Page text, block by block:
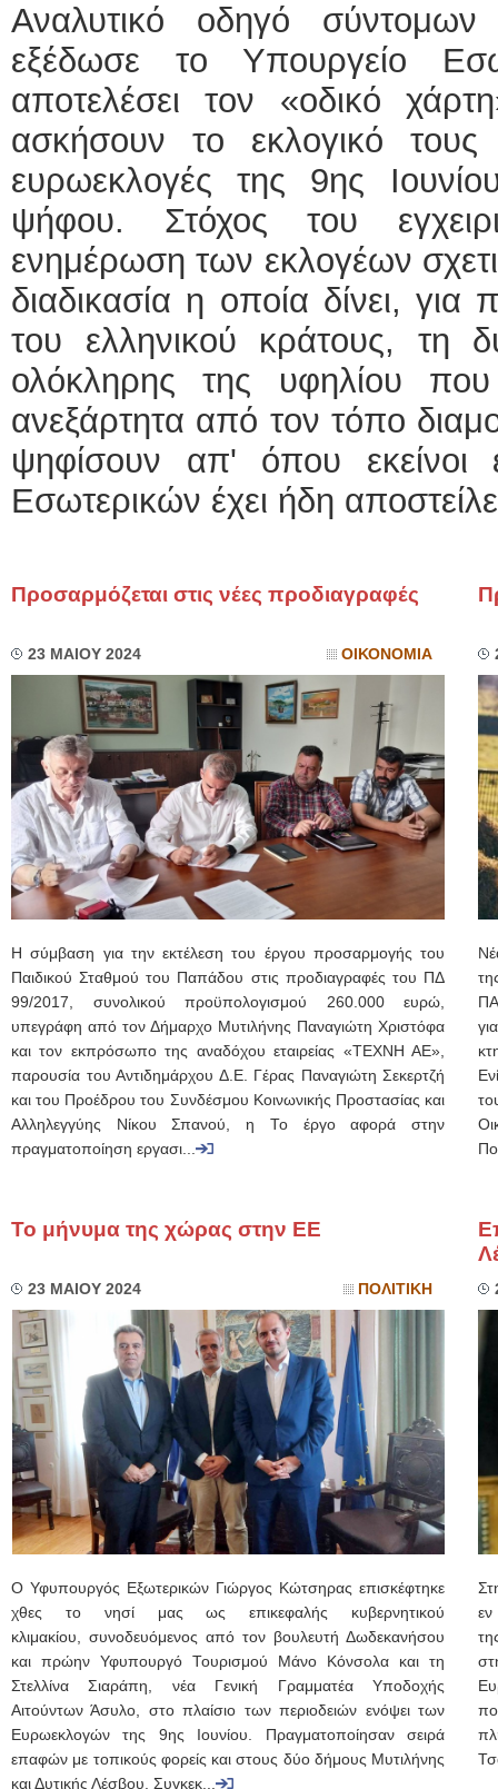
Αναλυτικό οδηγό
εξέδωσε το Υπουργείο
αποτελέσει τον «οδικό
ασκήσουν το εκλογικό τους
ευρωεκλογές της 9ης
ψήφου. Στόχος του
ενημέρωση των εκλογέων
διαδικασία η οποία δίνει,
του ελληνικού κράτους, τη
ολόκληρης της υφηλίου
ανεξάρτητα από τον τόπο
ψηφίσουν απ' όπου εκείνοι
Εσωτερικών έχει ήδη
Προσαρμόζεται στις νέες προδιαγραφές
23 ΜΑΙΟΥ 2024 ΟΙΚΟΝΟΜΙΑ
Η σύμβαση για την εκτέλεση του έργου προσαρμογής του
Παιδικού Σταθμού του Παπάδου στις προδιαγραφές του ΠΔ
99/2017, συνολικού προϋπολογισμού 260.000 ευρώ,
υπεγράφη από τον Δήμαρχο Μυτιλήνης Παναγιώτη Χριστόφα
και τον εκπρόσωπο της αναδόχου εταιρείας «ΤΕΧΝΗ ΑΕ»,
παρουσία του Αντιδημάρχου Δ.Ε. Γέρας Παναγιώτη Σεκερτζή
και του Προέδρου του Συνδέσμου Κοινωνικής Προστασίας και
Αλληλεγγύης Νίκου Σπανού, η Το έργο αφορά στην
πραγματοποίηση εργασι...
Το μήνυμα της χώρας στην ΕΕ
23 ΜΑΙΟΥ 2024 ΠΟΛΙΤΙΚΗ
O Υφυπουργός Εξωτερικών Γιώργος Κώτσηρας επισκέφτηκε
χθες το νησί μας ως επικεφαλής κυβερνητικού
κλιμακίου, συνοδευόμενος από τον βουλευτή Δωδεκανήσου
και πρώην Υφυπουργό Τουρισμού Μάνο Κόνσολα και τη
Στελλίνα Σιαράπη, νέα Γενική Γραμματέα Υποδοχής
Αιτούντων Άσυλο, στο πλαίσιο των περιοδειών ενόψει των
Ευρωεκλογών της 9ης Ιουνίου. Πραγματοποίησαν σειρά
επαφών με τοπικούς φορείς και στους δύο δήμους Μυτιλήνης
και Δυτικής Λέσβου. Συγκεκ...
εν